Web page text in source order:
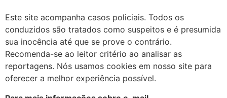
Este site acompanha casos policiais. Todos os
conduzidos são tratados como suspeitos e é presumida
sua inocência até que se prove o contrário.
Recomenda-se ao leitor critério ao analisar as
reportagens. Nós usamos cookies em nosso site para
oferecer a melhor experiência possível.